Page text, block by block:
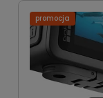
promocja